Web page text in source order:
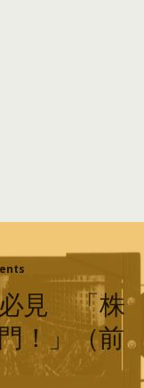
見 「株
！」（前